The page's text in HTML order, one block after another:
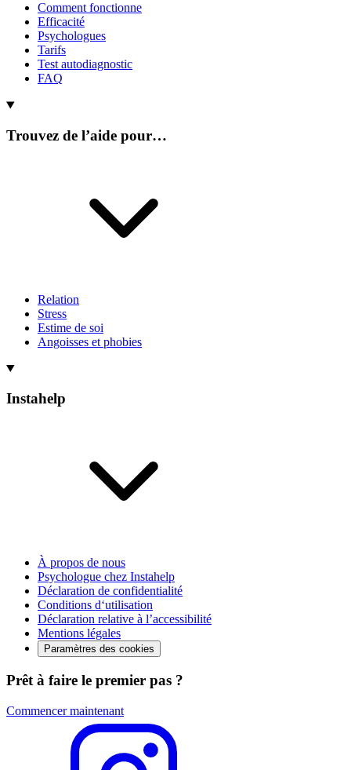
Comment fonctionne
Efficacité
Psychologues
Tarifs
Test autodiagnostic
FAQ
Trouvez de l’aide pour…
Relation
Stress
Estime de soi
Angoisses et phobies
Instahelp
À propos de nous
Psychologue chez Instahelp
Déclaration de confidentialité
Conditions d‘utilisation
Déclaration relative à l’accessibilité
Mentions légales
Paramètres des cookies
Prêt à faire le premier pas ?
Commencer maintenant